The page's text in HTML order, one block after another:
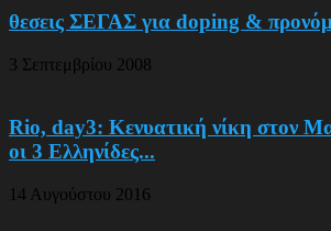
θεσεις ΣΕΓΑΣ για doping &
3 Σεπτεμβρίου 2008
Rio, day3: Κενυατική νίκη στον
οι 3 Ελληνίδες...
14 Αυγούστου 2016